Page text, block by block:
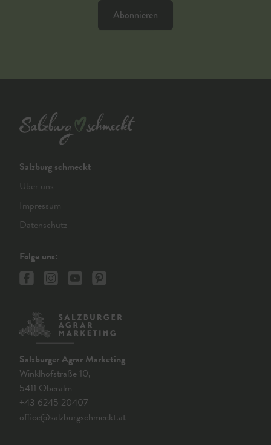
Abonnieren
Salzburg schmeckt
Über uns
Impressum
Datenschutz
Folge uns:
Salzburger Agrar Marketing
Winklhofstraße 10,
5411 Oberalm
+43 6245 20407
office@salzburgschmeckt.at